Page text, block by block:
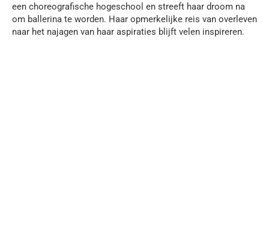
een choreografische hogeschool en streeft haar droom na
om ballerina te worden. Haar opmerkelijke reis van overleven
naar het najagen van haar aspiraties blijft velen inspireren.